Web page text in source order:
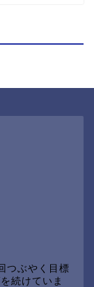
つぶやく目標
続けていま